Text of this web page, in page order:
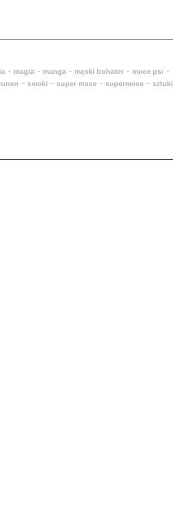
- magia - manga - męski bohater - moce psi -
- smoki - super moce - supermoce -